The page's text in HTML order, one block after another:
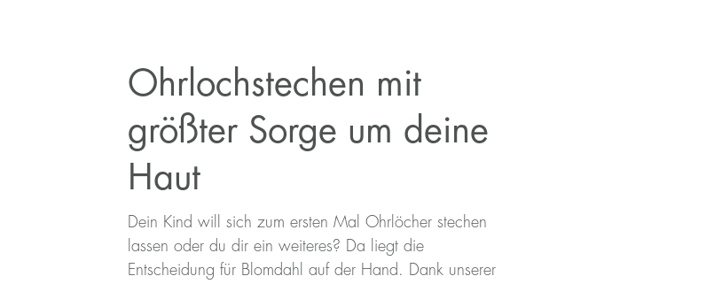
Ohrlochstechen mit
größter Sorge um deine
Haut
Dein Kind will sich zum ersten Mal Ohrlöcher stechen
lassen oder du dir ein weiteres? Da liegt die
Entscheidung für Blomdahl auf der Hand. Dank unserer